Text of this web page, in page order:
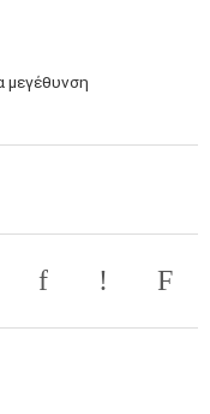
μεγέθυνση